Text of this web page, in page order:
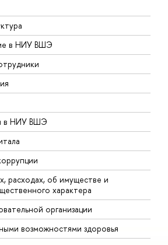
в НИУ ВШЭ
в НИУ ВШЭ
расходах, об имуществе и
характера
организации
возможностями здоровья